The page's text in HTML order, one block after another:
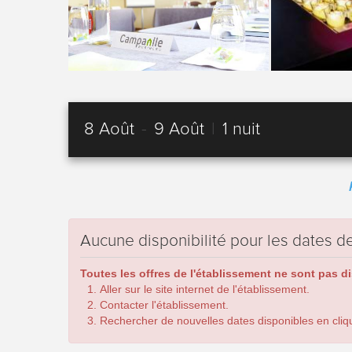
8 Août - 9 Août 1 nuit
Aucune disponibilité pour les dates
Toutes les offres de l'établissement ne sont pas
Aller sur le site internet de l'établissement.
Contacter l'établissement.
Rechercher de nouvelles dates disponibles en